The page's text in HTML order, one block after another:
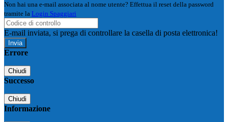
Non hai una e-mail associata al nome utente? Effettua il reset della password
tramite la Login Spaggiari
E-mail inviata, si prega di controllare la casella di posta elettronica!
Errore
Chiudi
Successo
Chiudi
Informazione